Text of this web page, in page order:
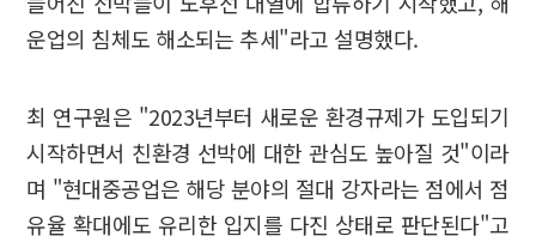
운업의 침체도 해소되는 추세"라고 설명했다.
최 연구원은 "2023년부터 새로운 환경규제가 도입되기
시작하면서 친환경 선박에 대한 관심도 높아질 것"이라
며 "현대중공업은 해당 분야의 절대 강자라는 점에서 점
유율 확대에도 유리한 입지를 다진 상태로 판단된다"고